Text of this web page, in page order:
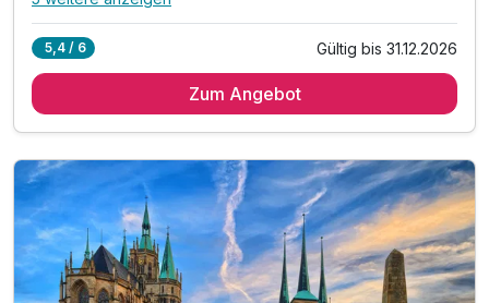
Alle Inklusivleistungen
2 x reichhaltiges Frühstück vom Buffet
inkl. Nutzung des Sauna- und Wellnessbereichs
inkl. Nutzung des Fitnessbereichs
inkl. Voucher im Hotelshop
inkl. late check out bis 14 Uhr*
inkl. W-Lan
5,4 / 6 Gültig bis 31.12.2026
Zum Angebot